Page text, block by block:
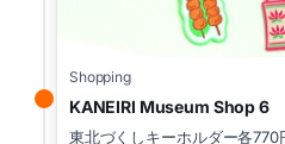
Shopping
KANEIRI Museum Shop 6
東北づくしキーホルダー各